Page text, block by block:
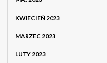
KWIECIEŃ 2023
MARZEC 2023
LUTY 2023